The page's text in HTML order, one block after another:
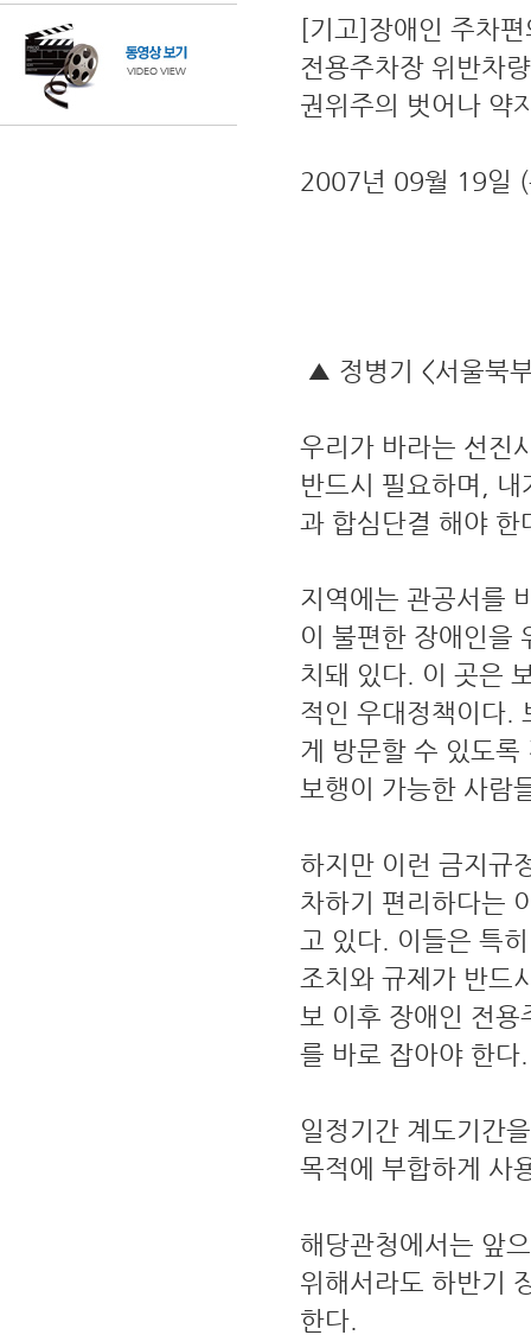
[기고]장애인 주차
전용주차장 위반차
권위주의 벗어나 약
2007년 09월 19일
▲ 정병기 <서울북
우리가 바라는 선진
반드시 필요하며, 내
과 합심단결 해야
지역에는 관공서를
이 불편한 장애인을
치돼 있다. 이 곳은
적인 우대정책이다.
게 방문할 수 있도
보행이 가능한 사람
하지만 이런 금지규
차하기 편리하다는
고 있다. 이들은 특
조치와 규제가 반드
보 이후 장애인 전
를 바로 잡아야 한다.
일정기간 계도기간
목적에 부합하게 사
해당관청에서는 앞
위해서라도 하반기
한다.